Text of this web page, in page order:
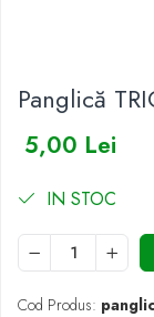
BUCHETE
BUCHETE
BUCHETE MIXTE
BUCHETE
BUCHETE
DE TRANDAFIRI
Panglică
5,00 Lei
IN STOC
Cod Produs: